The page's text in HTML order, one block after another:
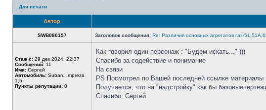
Для печати
Автор
SWB080157 Заголовок сообщения: Re: Различия основных агрегатов газ-
Стаж с: 29 дек 2024, 22:37
Сообщений: 11
Имя: Сергей
Автомобиль: Subaru Impreza
1,5
Пункты репутации: 0
Как говорил один персонаж : "Будем искать..." )))
Спасибо за содействие и понимание
На связи
PS Посмотрел по Вашей последней ссылке материалы
Получается, что на "надстройку" как бы
Спасибо, Сергей